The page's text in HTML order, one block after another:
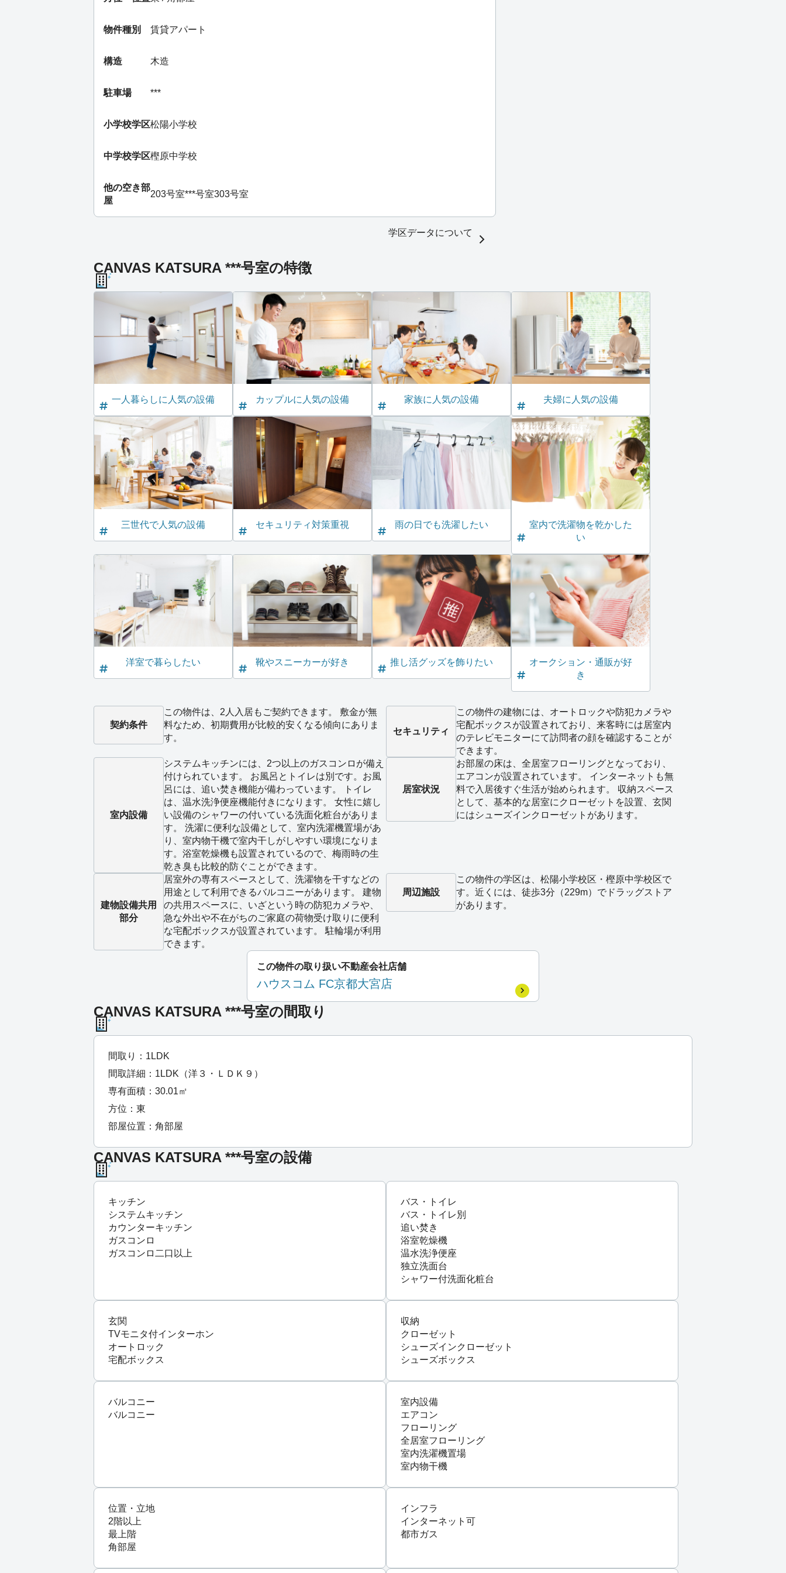
物件種別 賃貸アパート
構造 木造
駐車場 ***
小学校学区松陽小学校
中学校学区樫原中学校
他の空き部
屋
203号室***号室303号室
学区データについて
CANVAS KATSURA ***号室の特徴
一人暮らしに人気の設備 カップルに人気の設備 家族に人気の設備 夫婦に人気の設備
三世代で人気の設備 セキュリティ対策重視 雨の日でも洗濯したい
室内で洗濯物を乾かした
い
洋室で暮らしたい 靴やスニーカーが好き 推し活グッズを飾りたい
オークション・通販が好
き
契約条件
この物件は、2人入居もご契約できます。 敷金が無
料なため、初期費用が比較的安くなる傾向にありま
す。
セキュリティ
この物件の建物には、オートロックや防犯カメラや
宅配ボックスが設置されており、来客時には居室内
のテレビモニターにて訪問者の顔を確認することが
できます。
室内設備
システムキッチンには、2つ以上のガスコンロが備え
付けられています。 お風呂とトイレは別です。お風
呂には、追い焚き機能が備わっています。 トイレ
は、温水洗浄便座機能付きになります。 女性に嬉し
い設備のシャワーの付いている洗面化粧台がありま
す。 洗濯に便利な設備として、室内洗濯機置場があ
り、室内物干機で室内干しがしやすい環境になりま
す。浴室乾燥機も設置されているので、梅雨時の生
乾き臭も比較的防ぐことができます。
居室状況
お部屋の床は、全居室フローリングとなっており、
エアコンが設置されています。 インターネットも無
料で入居後すぐ生活が始められます。 収納スペース
として、基本的な居室にクローゼットを設置、玄関
にはシューズインクローゼットがあります。
建物設備共用
部分
居室外の専有スペースとして、洗濯物を干すなどの
用途として利用できるバルコニーがあります。 建物
の共用スペースに、いざという時の防犯カメラや、
急な外出や不在がちのご家庭の荷物受け取りに便利
な宅配ボックスが設置されています。 駐輪場が利用
できます。
周辺施設
この物件の学区は、松陽小学校区・樫原中学校区で
す。近くには、徒歩3分（229m）でドラッグストア
があります。
この物件の取り扱い不動産会社店舗
ハウスコム FC京都大宮店
CANVAS KATSURA ***号室の間取り
間取り：1LDK
間取詳細：1LDK（洋３・ＬＤＫ９）
専有面積：30.01㎡
方位：東
部屋位置：角部屋
CANVAS KATSURA ***号室の設備
キッチン
システムキッチン
カウンターキッチン
ガスコンロ
ガスコンロ二口以上
バス・トイレ
バス・トイレ別
追い焚き
浴室乾燥機
温水洗浄便座
独立洗面台
シャワー付洗面化粧台
玄関
TVモニタ付インターホン
オートロック
宅配ボックス
収納
クローゼット
シューズインクローゼット
シューズボックス
バルコニー
バルコニー
室内設備
エアコン
フローリング
全居室フローリング
室内洗濯機置場
室内物干機
位置・立地
2階以上
最上階
角部屋
インフラ
インターネット可
都市ガス